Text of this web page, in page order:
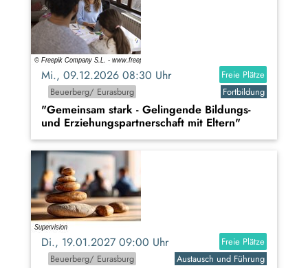
Mi., 09.12.2026 08:30 Uhr
Freie Plätze
Beuerberg/ Eurasburg
Fortbildung
"Gemeinsam stark - Gelingende Bildungs-
und Erziehungspartnerschaft mit Eltern"
Di., 19.01.2027 09:00 Uhr
Freie Plätze
Beuerberg/ Eurasburg
Austausch und Führung